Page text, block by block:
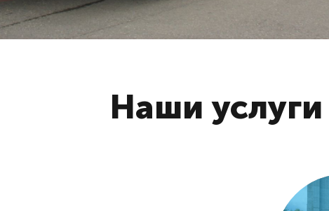
Наши